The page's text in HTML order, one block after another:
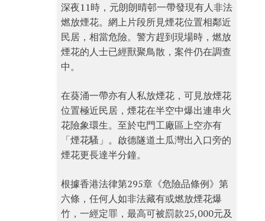
深夜11時，元朗朗晴邨一帶發現有人非法
燃放煙花。網上片段所見煙花位置相鄰近
民居，相當危險。警方趕到現場時，燃放
煙花的人士已經獸聚鳥散，案件仍在調查
中。
在葵涌一帶亦有人私放煙花，可見放煙花
位置極近民居，煙花在半空中爆出連串火
花險象環生。至於屯門工廠區上空亦有
「煙花騷」。啟德隧道土瓜灣出入口旁的
煙花更長達半分鐘。
根據香港法律第295章《危險品條例》第
六條，任何人如非法藏有或燃放煙花爆
竹，一經定罪，最高可被罰款25,000元及